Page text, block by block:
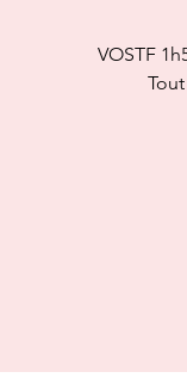
VOSTF